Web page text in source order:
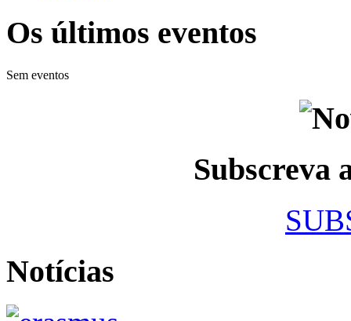
Os últimos eventos
Sem eventos
Subscreva
Notícias